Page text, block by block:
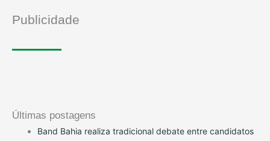
Publicidade
Últimas postagens
Band Bahia realiza tradicional debate entre candidatos